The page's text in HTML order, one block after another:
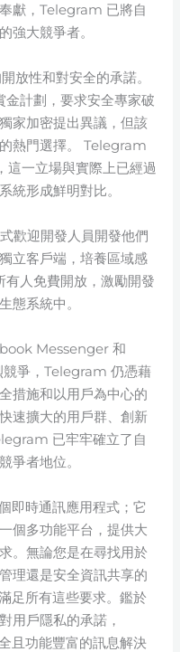
獻，Telegram 已將自
強大競爭者。
放性和對安全的承諾。
計劃，要求安全專家破
家加密提出異議，但該
熱門選擇。 Telegram
一立場與實際上已經過
統形成鮮明對比。
歡迎開發人員開發他們
立客戶端，培養區域感
人免費開放，激勵開發
態系統中。
Messenger 和
爭，Telegram 仍憑藉
措施和以用戶為中心的
速擴大的用戶群、創新
已牢牢確立了自
爭者地位。
即時通訊應用程式；它
個多功能平台，提供大
。無論您是在尋找用於
理還是安全資訊共享的
足所有這些要求。鑑於
用戶隱私的承諾，
且功能豐富的訊息解決